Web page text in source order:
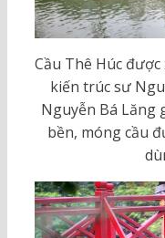
Cầu Thê Húc
kiến trúc sư
Nguyễn Bá Lăng
bền, móng cầu